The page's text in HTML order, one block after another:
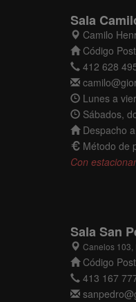
Sala
Camilo
Código
412 628
Lunes a
Sábados,
Despacho
Método de
Con
Sala San
Canelos 103,
Código
413 167